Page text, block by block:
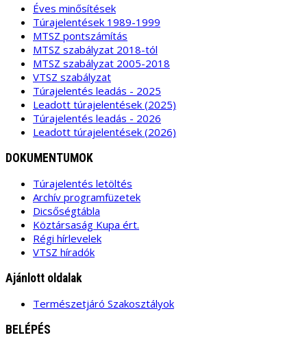
Éves minősítések
Túrajelentések 1989-1999
MTSZ pontszámítás
MTSZ szabályzat 2018-tól
MTSZ szabályzat 2005-2018
VTSZ szabályzat
Túrajelentés leadás - 2025
Leadott túrajelentések (2025)
Túrajelentés leadás - 2026
Leadott túrajelentések (2026)
DOKUMENTUMOK
Túrajelentés letöltés
Archív programfüzetek
Dicsőségtábla
Köztársaság Kupa ért.
Régi hírlevelek
VTSZ híradók
Ajánlott oldalak
Természetjáró Szakosztályok
BELÉPÉS